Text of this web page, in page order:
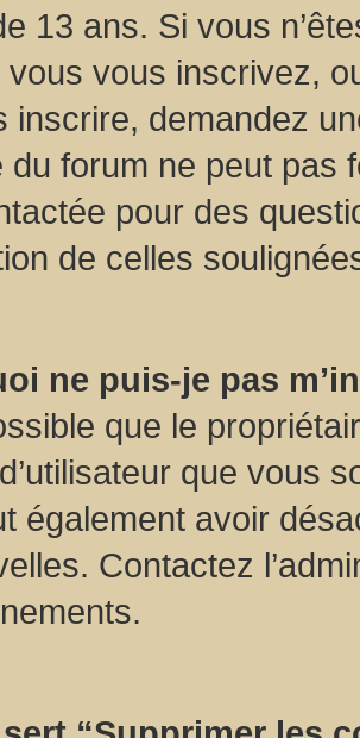
13 ans. Si vous
vous vous inscrivez,
inscrire, demandez
du forum ne peut
pour des
de celles
ne puis-je pas
que le
que vous
également avoir
Contactez